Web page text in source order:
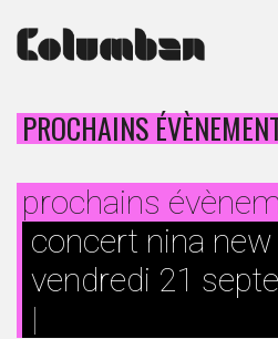
PROCHAINS
prochains
concert nina
vendredi 21
|